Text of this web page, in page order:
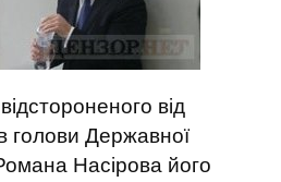
від
голови Державної
Насірова його